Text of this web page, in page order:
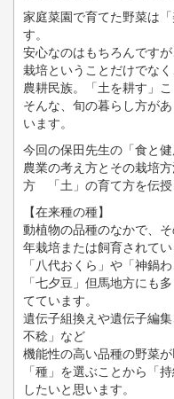
家庭菜園で育てた野菜は
す。
安心なのはもちろんです
栽培ということだけでな
農耕民族。「土を耕す」
そんな、旬の暮らし方が
います。
今回の保田先生の「食と
農業の考え方とその栽培
方 「土」の育て方を伝授
【在来種の種】
動植物の品種のなかで、
年栽培または飼育されてい
「八代おくら」や「神鍋
「七夕豆」但馬地方にも
てています。
遺伝子組換えや遺伝子編
不稔」など
機能性の高い品種の野菜
「種」を選ぶことから「
したいと思います。